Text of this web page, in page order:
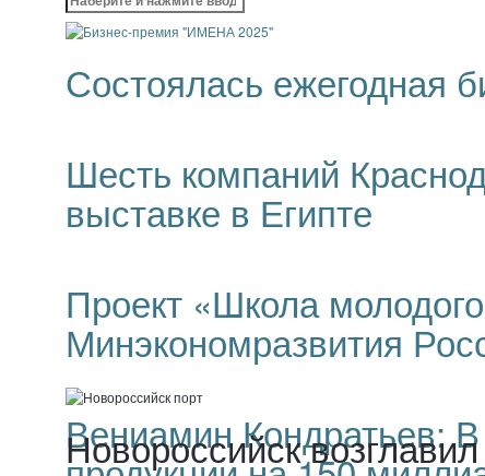
Состоялась ежегодная
Шесть компаний
выставке в Египте
Проект «Школа
Минэкономразвития
Вениамин Кондратьев:
Новороссийск